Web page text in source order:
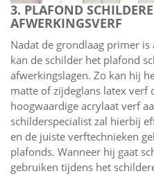
3. PLAFOND
AFWERKINGSVERF
Nadat de grondlaag primer
kan de schilder het plafond
afwerkingslagen. Zo kan hij
matte of zijdeglans latex verf
hoogwaardige acrylaat verf
schilderspecialist zal hierbij
en de juiste verftechnieken
plafonds. Wanneer hij gaat
gebruiken tijdens het